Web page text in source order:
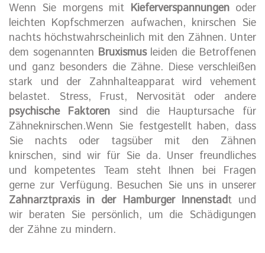
Wenn Sie morgens mit Kieferverspannungenoder
leichten Kopfschmerzen aufwachen, knirschen Sie
nachts höchstwahrscheinlich mit den Zähnen. Unter
dem sogenannten Bruxismusleiden die Betroffenen
und ganz besonders die Zähne. Diese verschleißen
stark und der Zahnhalteapparat wird vehement
belastet. Stress, Frust, Nervosität oder andere
psychische Faktoren sind die Hauptursache für
Zähneknirschen.Wenn Sie festgestellt haben, dass
Sie nachts oder tagsüber mit den Zähnen
knirschen, sind wir für Sie da. Unser freundliches
und kompetentes Team steht Ihnen bei Fragen
gerne zur Verfügung. Besuchen Sie uns in unserer
Zahnarztpraxis in der Hamburger Innenstadt und
wir beraten Sie persönlich, um die Schädigungen
der Zähne zu mindern.